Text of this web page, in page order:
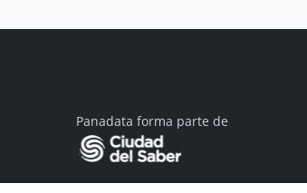
Panadata forma parte de